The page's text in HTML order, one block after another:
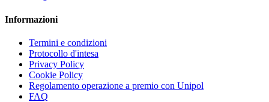
Informazioni
Termini e condizioni
Protocollo d'intesa
Privacy Policy
Cookie Policy
Regolamento operazione a premio con Unipol
FAQ